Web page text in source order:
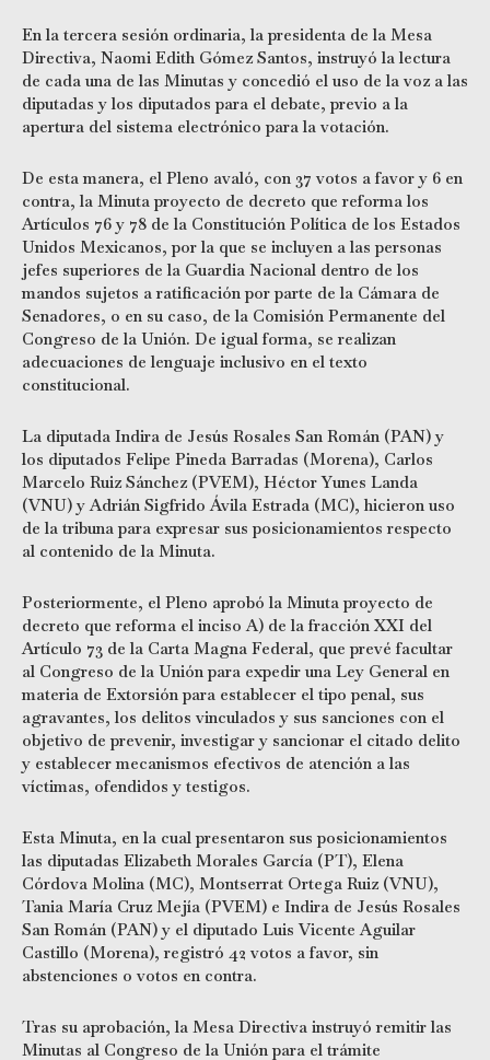
En la tercera sesión ordinaria, la presidenta de la Mesa
Directiva, Naomi Edith Gómez Santos, instruyó la lectura
de cada una de las Minutas y concedió el uso de la voz a las
diputadas y los diputados para el debate, previo a la
apertura del sistema electrónico para la votación.
De esta manera, el Pleno avaló, con 37 votos a favor y 6 en
contra, la Minuta proyecto de decreto que reforma los
Artículos 76 y 78 de la Constitución Política de los Estados
Unidos Mexicanos, por la que se incluyen a las personas
jefes superiores de la Guardia Nacional dentro de los
mandos sujetos a ratificación por parte de la Cámara de
Senadores, o en su caso, de la Comisión Permanente del
Congreso de la Unión. De igual forma, se realizan
adecuaciones de lenguaje inclusivo en el texto
constitucional.
La diputada Indira de Jesús Rosales San Román (PAN) y
los diputados Felipe Pineda Barradas (Morena), Carlos
Marcelo Ruiz Sánchez (PVEM), Héctor Yunes Landa
(VNU) y Adrián Sigfrido Ávila Estrada (MC), hicieron uso
de la tribuna para expresar sus posicionamientos respecto
al contenido de la Minuta.
Posteriormente, el Pleno aprobó la Minuta proyecto de
decreto que reforma el inciso A) de la fracción XXI del
Artículo 73 de la Carta Magna Federal, que prevé facultar
al Congreso de la Unión para expedir una Ley General en
materia de Extorsión para establecer el tipo penal, sus
agravantes, los delitos vinculados y sus sanciones con el
objetivo de prevenir, investigar y sancionar el citado delito
y establecer mecanismos efectivos de atención a las
víctimas, ofendidos y testigos.
Esta Minuta, en la cual presentaron sus posicionamientos
las diputadas Elizabeth Morales García (PT), Elena
Córdova Molina (MC), Montserrat Ortega Ruiz (VNU),
Tania María Cruz Mejía (PVEM) e Indira de Jesús Rosales
San Román (PAN) y el diputado Luis Vicente Aguilar
Castillo (Morena), registró 42 votos a favor, sin
abstenciones o votos en contra.
Tras su aprobación, la Mesa Directiva instruyó remitir las
Minutas al Congreso de la Unión para el trámite